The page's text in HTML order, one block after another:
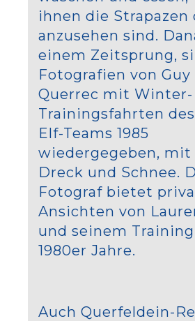
ihnen die
anzusehen sind.
einem Zeitsprung,
Fotografien von Guy
Querrec mit Winter-
Trainingsfahrten
Elf-Teams 1985
wiedergegeben,
Dreck und Schnee.
Fotograf bietet
Ansichten von
und seinem
1980er Jahre.
Auch Querfeldein-